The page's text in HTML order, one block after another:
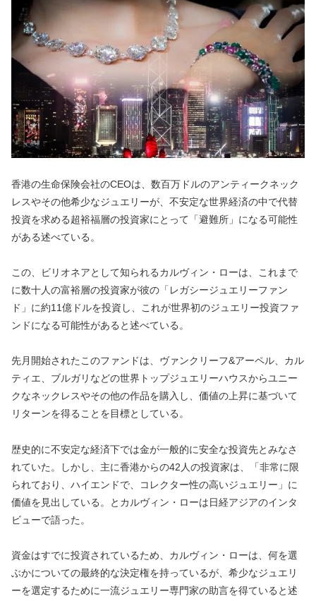
香港の生命保険会社のCEOは、数百万ドルのアンティークネック
レスやその他希少なジュエリーが、不安定な世界経済の中で代替
投資を求める超裕福層の投資家にとって「避難所」になる可能性
がある述べている。
この、ビリオネアとして知られるカルヴィン・ローは、これまで
に数十人の富裕層の投資家が彼の「レガシージュエリーファン
ド」に約11億ドルを投資し、これが世界初のジュエリー投資ファ
ンドになる可能性があると述べている。
先月開始されたこのファンドは、ヴァンクリーフ&アーペル、カル
ティエ、ブルガリなどの世界トップジュエリーハウスからユニー
クなネックレスやその他の作品を購入し、価値の上昇に基づいて
リターンを得ることを目標としている。
歴史的に不安定な経済下では金が一般的に安全な投資先とみなさ
れていた。しかし、主に香港からの42人の投資家は、「非常に限
られており、ハイエンドで、コレクター性の高いジュエリー」に
価値を見出している。とカルヴィン・ローは日経アジアのインタ
ビューで語った。
資金はすでに投資されているため、カルヴィン・ローは、何を選
ぶかについての最終的な決定権を持っているが、希少なジュエリ
ーを選定するために一流ジュエリー専門家の助言を得ていると述